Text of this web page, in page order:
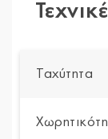
Ταχύτητα